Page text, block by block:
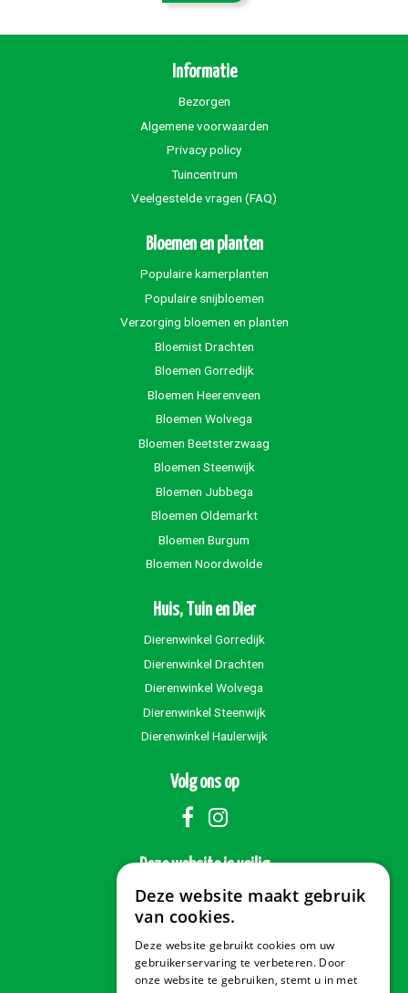
Informatie
Bezorgen
Algemene voorwaarden
Privacy policy
Tuincentrum
Veelgestelde vragen (FAQ)
Bloemen en planten
Populaire kamerplanten
Populaire snijbloemen
Verzorging bloemen en planten
Bloemist Drachten
Bloemen Gorredijk
Bloemen Heerenveen
Bloemen Wolvega
Bloemen Beetsterzwaag
Bloemen Steenwijk
Bloemen Jubbega
Bloemen Oldemarkt
Bloemen Burgum
Bloemen Noordwolde
Huis, Tuin en Dier
Dierenwinkel Gorredijk
Dierenwinkel Drachten
Dierenwinkel Wolvega
Dierenwinkel Steenwijk
Dierenwinkel Haulerwijk
Volg ons op
Deze website is veilig
Veilig betalen
Deze website maakt gebruik
van cookies.
Deze website gebruikt cookies om uw
gebruikerservaring te verbeteren. Door
onze website te gebruiken, stemt u in met